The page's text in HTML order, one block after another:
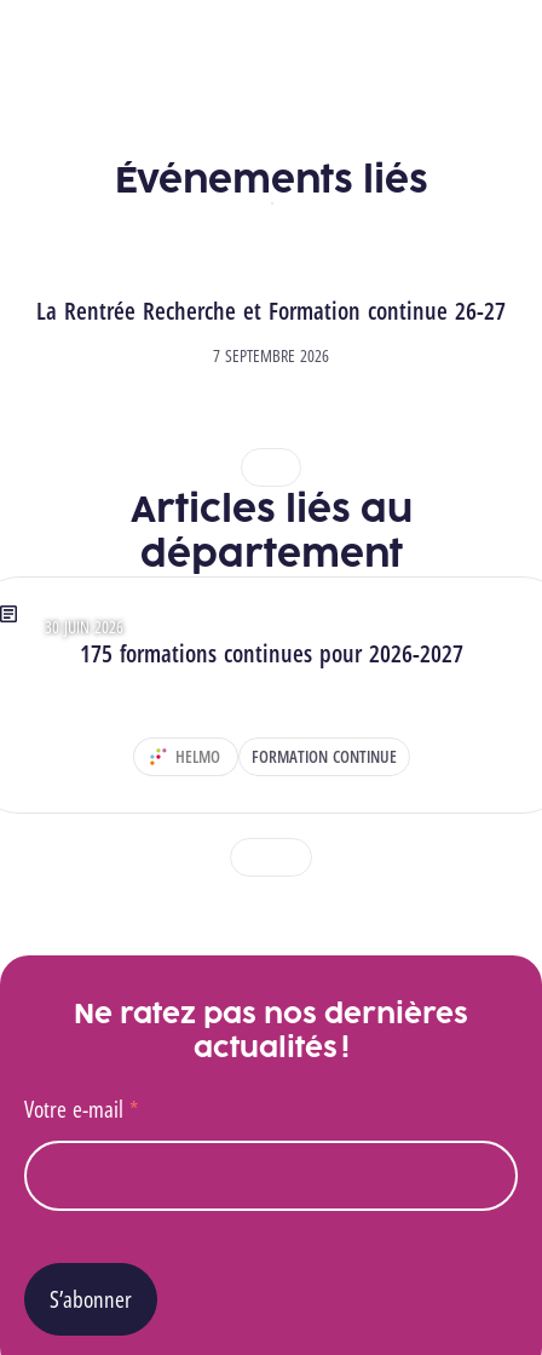
Événements liés
La Rentrée Recherche et Formation continue 26-27
7 SEPTEMBRE 2026
1
Articles liés au
département
175 formations continues pour 2026-2027
Type : Articles
30 JUIN 2026
DÉPARTEMENT :
HELMO FORMATION CONTINUE
1 2
Ne ratez pas nos dernières
actualités !
Votre e-mail *
S’abonner